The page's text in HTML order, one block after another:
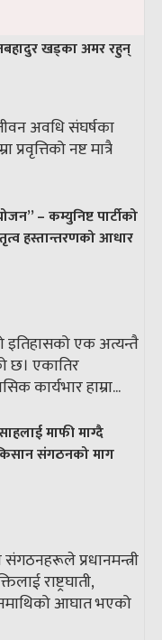
खड्‌का अमर रहुन्
अवधि संघर्षका
नष्ट मात्रै
– कम्युनिष्ट पार्टीको
हस्तान्तरणको आधार
एक अत्यन्तै
छ। एकातिर
कार्यभार हाम्रा...
साहलाई माफी माग्दै
संगठनको माग
प्रधानमन्त्री
राष्ट्रघाती,
आघात भएको